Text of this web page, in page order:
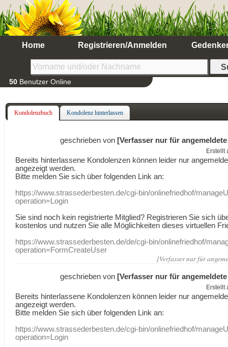
Home Registrieren/Anmelden
50 Benutzer Online
Kondolenzbuch Kondolenz hinterlassen
geschrieben von [Verfasser nur für
Erstellt
Bereits hinterlassene Kondolenzen können leider nur
angezeigt werden.
Bitte melden Sie sich über folgenden Link an:
https://www.strassederbesten.de/cgi-bin/onlinefriedhof/
operation=Login
Sie sind noch kein registrierte Mitglied? Registrieren Sie sich
kostenlos und nutzen Sie alle Möglichkeiten dieses virtuellen
https://www.strassederbesten.de/de/cgi-bin/onlinefriedhof/
operation=FormCreateUser
[Verfasser nur für
geschrieben von [Verfasser nur für
Erstellt
Bereits hinterlassene Kondolenzen können leider nur
angezeigt werden.
Bitte melden Sie sich über folgenden Link an:
https://www.strassederbesten.de/cgi-bin/onlinefriedhof/
operation=Login